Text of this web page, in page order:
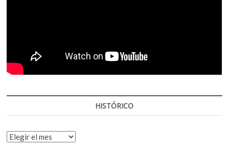
HISTÓRICO
HISTÓRICO